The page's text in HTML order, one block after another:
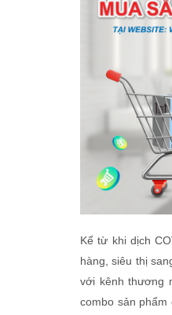
Kể từ khi dịch
hàng, siêu thị
với kênh thương
combo sản